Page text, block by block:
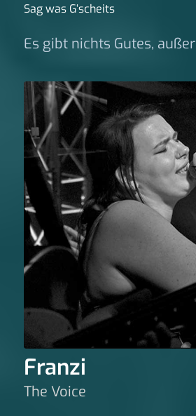
Sag was G‘scheits
Es gibt nichts Gutes,
Franzi
The Voice